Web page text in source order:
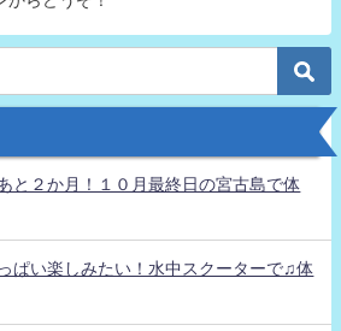
と２か月！１０月最終日の宮古島で体
ぱい楽しみたい！水中スクーターで♫体